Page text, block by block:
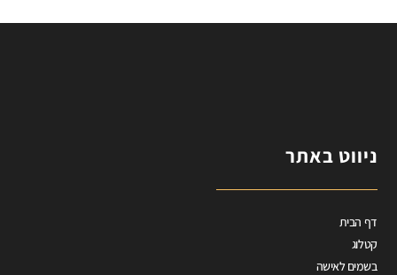
ניווט באתר
דף הבית
קטלוג
בשמים לאישה